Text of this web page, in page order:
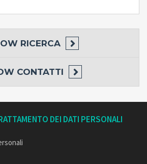
RICERCA
CONTATTI
DEI DATI PERSONALI